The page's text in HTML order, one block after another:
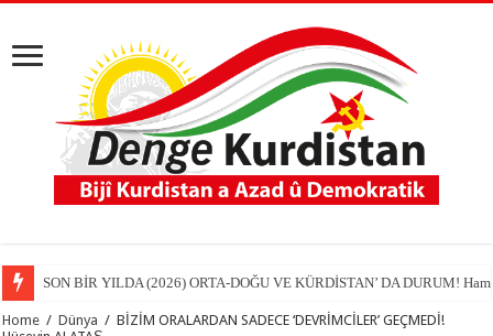
SON BİR YILDA (2026) ORTA-DOĞU VE KÜRDİSTAN’ DA DURUM!
Home / Dünya / BİZİM ORALARDAN SADECE ‘DEVRİMCİLER’ GEÇMEDİ!